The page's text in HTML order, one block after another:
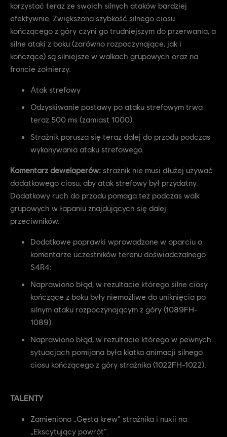
korzystać teraz ze swoich silnych ataków bardziej
efektywnie. Zwiększona szybkość silnego ciosu
kończącego z góry czyni go trudniejszym do przerwania, a
silne ataki z boku (zarówno rozpoczynające, jak i
kończące) są silniejsze w walkach grupowych oraz na
froncie żołnierzy.
Atak strefowy
Odzyskiwanie postawy po ataku strefowym trwa
teraz 500 ms (zamiast 1000).
Strażnik porusza się teraz dalej do przodu podczas
wykonywania ataku strefowego.
Komentarz deweloperów: strażnik nie musi dłużej używać
dodatkowego ciosu, aby atak strefowy był przydatny.
Dodatkowy ruch do przodu pomaga też podczas walk
grupowych w łapaniu znajdujących się dalej
przeciwników.
Dodatkowe poprawki wprowadzone w oparciu o
komentarze uczestników terenu doświadczalnego
S4R4:
Naprawiono błąd, w rezultacie którego silne ciosy
kończące z boku były niemożliwe do uniknięcia po
silnym ataku rozpoczynającym z góry (1089FH-
1089).
Naprawiono błąd, w rezultacie którego w pewnych
sytuacjach pomijana była klatka animacji silnego
ciosu kończącego z góry strażnika (1022FH-1022).
TALENTY
Zamieniono „Gęstą krew” strażnika i nuxii na
„Ekscytujący powrót”.